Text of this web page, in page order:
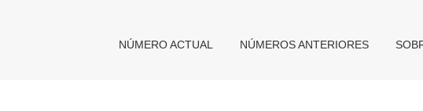
NÚMERO ACTUAL NÚMEROS ANTERIORES